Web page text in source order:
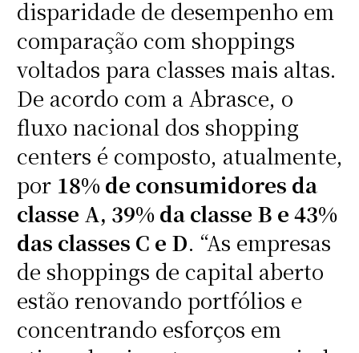
disparidade de desempenho em
comparação com shoppings
voltados para classes mais altas.
De acordo com a Abrasce, o
fluxo nacional dos shopping
centers é composto, atualmente,
por 18% de consumidores da
classe A, 39% da classe B e 43%
das classes C e D. “As empresas
de shoppings de capital aberto
estão renovando portfólios e
concentrando esforços em